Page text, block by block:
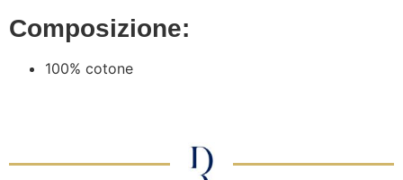
Composizione:
100% cotone